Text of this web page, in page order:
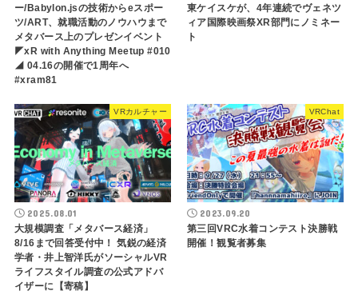
ー/Babylon.jsの技術からeスポー
ツ/ART、就職活動のノウハウまで
メタバース上のプレゼンイベント
◤xR with Anything Meetup #010
◢ 04.16の開催で1周年へ
#xram81
東ケイスケが、4年連続でヴェネツ
ィア国際映画祭XR部門にノミネー
ト
VRカルチャー
2025.08.01
大規模調査「メタバース経済」
8/16まで回答受付中！ 気鋭の経済
学者・井上智洋氏がソーシャルVR
ライフスタイル調査の公式アドバ
イザーに【寄稿】
VRChat
2023.09.20
第三回VRC水着コンテスト決勝戦
開催！観覧者募集